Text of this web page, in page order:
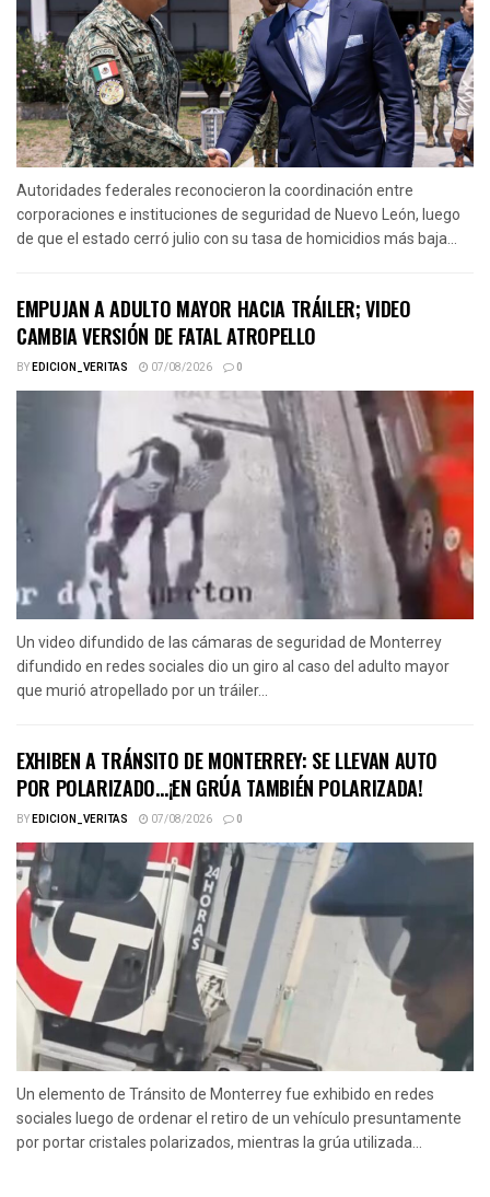
Autoridades federales reconocieron la coordinación entre
corporaciones e instituciones de seguridad de Nuevo León, luego
de que el estado cerró julio con su tasa de homicidios más baja...
EMPUJAN A ADULTO MAYOR HACIA TRÁILER; VIDEO
CAMBIA VERSIÓN DE FATAL ATROPELLO
BYEDICION_VERITAS 07/08/2026 0
Un video difundido de las cámaras de seguridad de Monterrey
difundido en redes sociales dio un giro al caso del adulto mayor
que murió atropellado por un tráiler...
EXHIBEN A TRÁNSITO DE MONTERREY: SE LLEVAN AUTO
POR POLARIZADO…¡EN GRÚA TAMBIÉN POLARIZADA!
BYEDICION_VERITAS 07/08/2026 0
Un elemento de Tránsito de Monterrey fue exhibido en redes
sociales luego de ordenar el retiro de un vehículo presuntamente
por portar cristales polarizados, mientras la grúa utilizada...